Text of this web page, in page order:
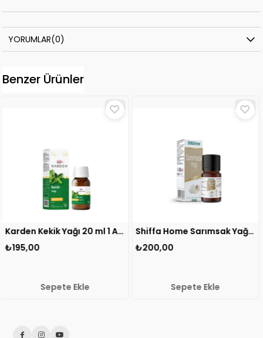
YORUMLAR(0)
Benzer Ürünler
Karden Kekik Yağı 20 ml 1 ADET
Shiffa Home Sarımsak Yağı 10 ml 1 ADET